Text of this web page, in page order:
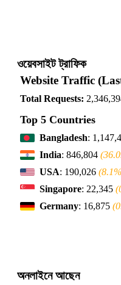
ওয়েবসাইট ট্রাফিক
Website Traffic
Total Requests:
Top 5 Countries
Bangladesh:
India: 846,804
USA: 190,026
Singapore: 22,345
Germany: 16,875
অনলাইনে আছেন